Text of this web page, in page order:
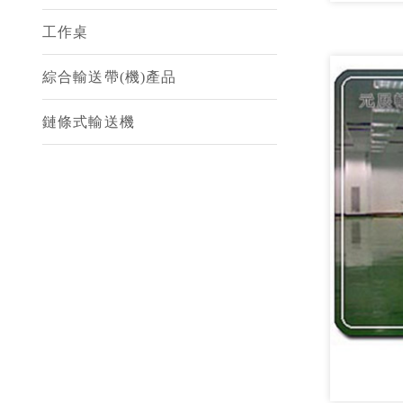
工作桌
綜合輸送帶(機)產品
鏈條式輸送機